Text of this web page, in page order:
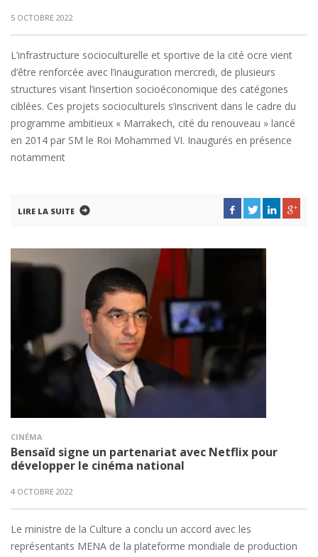
5 OCTOBRE 2022
L’infrastructure socioculturelle et sportive de la cité ocre vient
d’être renforcée avec l’inauguration mercredi, de plusieurs
structures visant l’insertion socioéconomique des catégories
ciblées. Ces projets socioculturels s’inscrivent dans le cadre du
programme ambitieux « Marrakech, cité du renouveau » lancé
en 2014 par SM le Roi Mohammed VI. Inaugurés en présence
notamment
LIRE LA SUITE
CINÉMA
Bensaïd signe un partenariat avec Netflix pour
développer le cinéma national
4 OCTOBRE 2022
Le ministre de la Culture a conclu un accord avec les
représentants MENA de la plateforme mondiale de production